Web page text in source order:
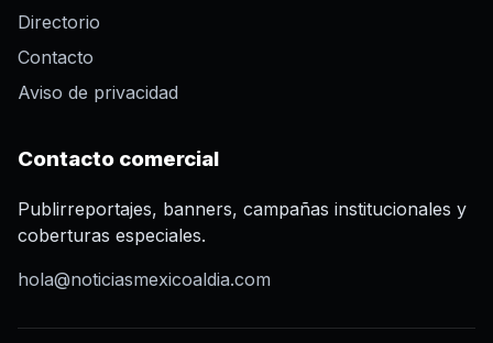
Directorio
Contacto
Aviso de privacidad
Contacto comercial
Publirreportajes, banners, campañas institucionales y
coberturas especiales.
hola@noticiasmexicoaldia.com